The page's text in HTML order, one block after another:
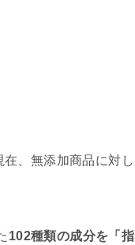
、無添加商品に対し
102種類の成分を「指